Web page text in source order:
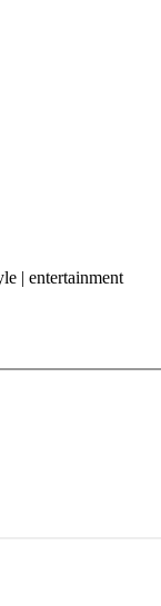
| entertainment